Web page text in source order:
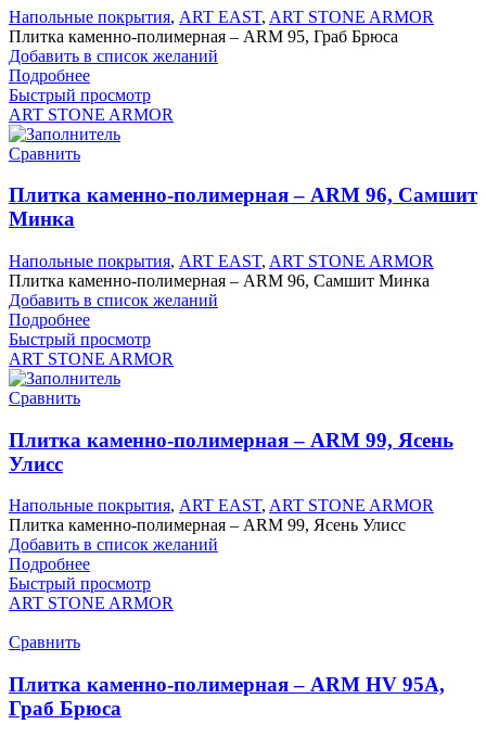
Напольные покрытия, ART EAST, ART STONE ARMOR
Плитка каменно-полимерная – ARM 95, Граб Брюса
Добавить в список желаний
Подробнее
Быстрый просмотр
ART STONE ARMOR
Сравнить
Плитка каменно-полимерная – ARM 96, Самшит
Минка
Напольные покрытия, ART EAST, ART STONE ARMOR
Плитка каменно-полимерная – ARM 96, Самшит Минка
Добавить в список желаний
Подробнее
Быстрый просмотр
ART STONE ARMOR
Сравнить
Плитка каменно-полимерная – ARM 99, Ясень
Улисс
Напольные покрытия, ART EAST, ART STONE ARMOR
Плитка каменно-полимерная – ARM 99, Ясень Улисс
Добавить в список желаний
Подробнее
Быстрый просмотр
ART STONE ARMOR
Сравнить
Плитка каменно-полимерная – ARM HV 95А,
Граб Брюса